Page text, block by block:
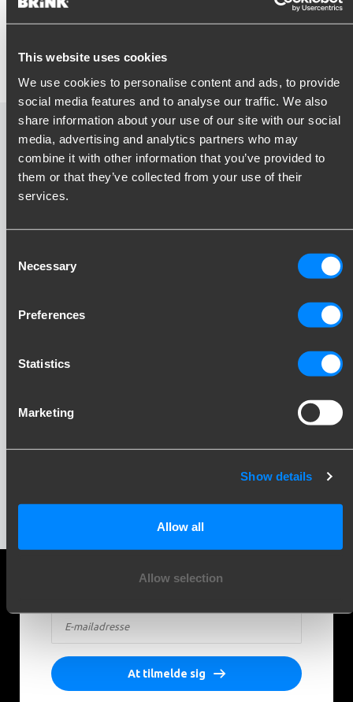
This website uses cookies
We use cookies to personalise content and ads, to provide
social media features and to analyse our traffic. We also
share information about your use of our site with our social
media, advertising and analytics partners who may
combine it with other information that you’ve provided to
them or that they’ve collected from your use of their
services.
Selection
Necessary
Preferences
Statistics
Marketing
Show details
Allow all
Allow selection
Til tungt arbejde
Justerbart i højden
Integrerbart med andre koblingssystemer
Flange kugle video
Hold dig opdateret!
Tilmeld dig vores nyhedsbrev og modtag
opdateringer direkte i din indbakke. Inspiration,
At tilmelde sig